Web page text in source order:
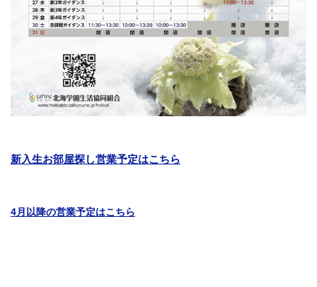
新入生お部屋探し営業予定はこちら
4月以降の営業予定はこちら